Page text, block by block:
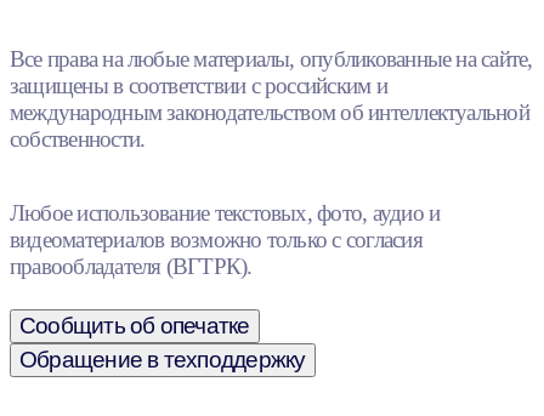
Все права на любые материалы, опубликованные на сайте,
защищены в соответствии с российским и
международным законодательством об интеллектуальной
собственности.
Любое использование текстовых, фото, аудио и
видеоматериалов возможно только с согласия
правообладателя (ВГТРК).
Сообщить об опечатке
Обращение в техподдержку